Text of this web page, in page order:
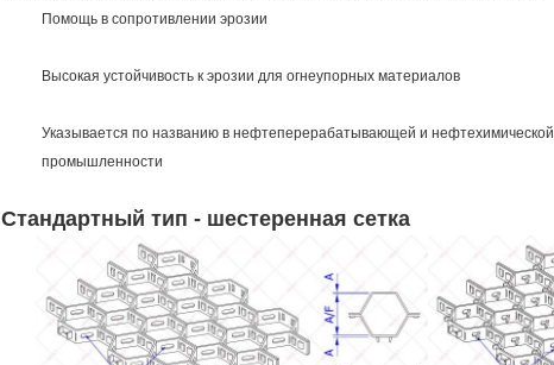
Помощь в сопротивлении эрозии
Высокая устойчивость к эрозии для огнеупорных материалов
Указывается по названию в нефтеперерабатывающей и нефтехимической
промышленности
Стандартный тип - шестеренная сетка